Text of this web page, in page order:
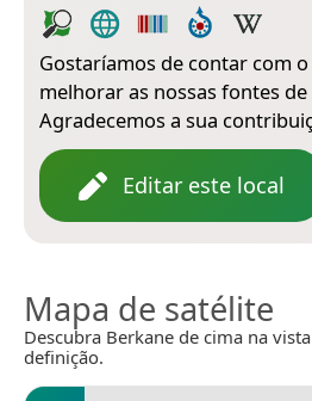
Gostaríamos de contar com
melhorar as nossas fontes
Agradecemos a sua
Editar este local
Mapa de satélite
Descubra Berkane de cima na
definição.